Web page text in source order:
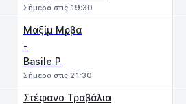
Σήμερα στις 19:30
Μαξίμ Μρβα
-
Basile P
Σήμερα στις 21:30
Στέφανο Τραβάλια